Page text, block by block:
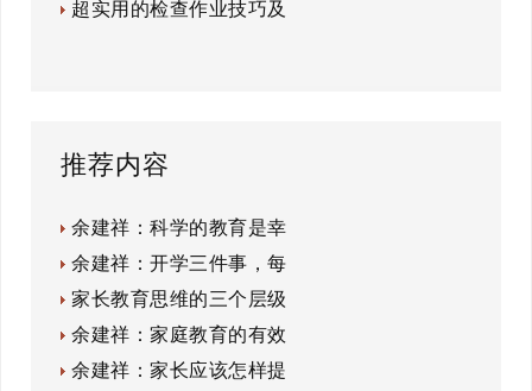
超实用的检查作业技巧及
推荐内容
余建祥：科学的教育是幸
余建祥：开学三件事，每
家长教育思维的三个层级
余建祥：家庭教育的有效
余建祥：家长应该怎样提